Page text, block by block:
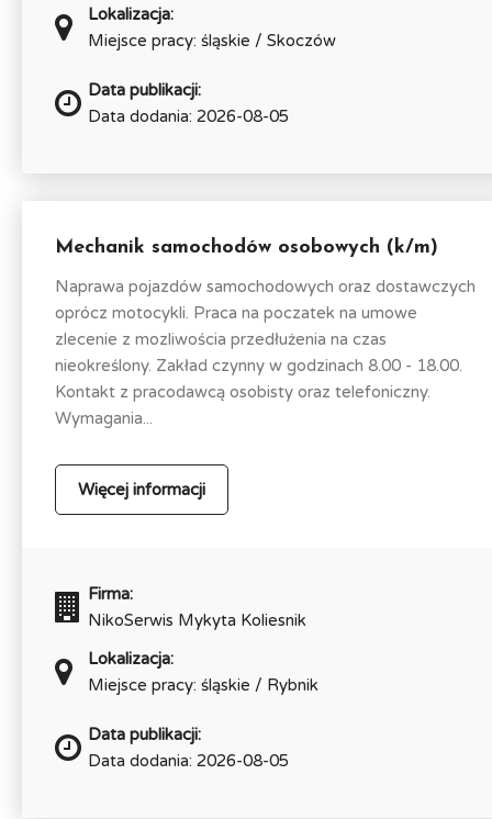
Lokalizacja:
Miejsce pracy: śląskie / Skoczów
Data publikacji:
Data dodania: 2026-08-05
Mechanik samochodów osobowych (k/m)
Naprawa pojazdów samochodowych oraz dostawczych
oprócz motocykli. Praca na poczatek na umowe
zlecenie z mozliwościa przedłużenia na czas
nieokreślony. Zakład czynny w godzinach 8.00 - 18.00.
Kontakt z pracodawcą osobisty oraz telefoniczny.
Wymagania...
Więcej informacji
Firma:
NikoSerwis Mykyta Koliesnik
Lokalizacja:
Miejsce pracy: śląskie / Rybnik
Data publikacji:
Data dodania: 2026-08-05